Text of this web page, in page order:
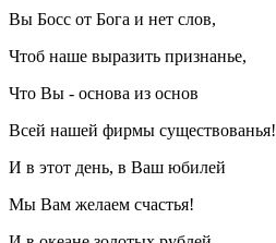
Вы Босс от Бога и нет слов,
Чтоб наше выразить признанье,
Что Вы - основа из основ
Всей нашей фирмы существованья!
И в этот день, в Ваш юбилей
Мы Вам желаем счастья!